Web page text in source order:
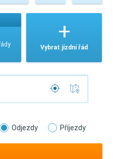
Vybrat jízdní řád
Odjezdy Příjezdy